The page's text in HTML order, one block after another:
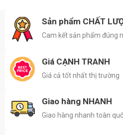
Sản phẩm CHẤT
Cam kết sản phẩm đúng
Giá CẠNH TRANH
Giá cả tốt nhất thị trường
Giao hàng NHANH
Giao hàng nhanh toàn